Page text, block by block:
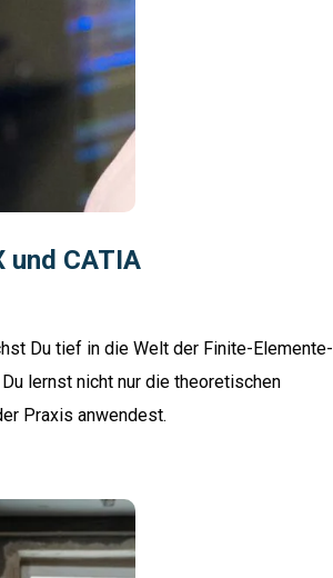
und CATIA
Du tief in die Welt der Finite-Elemente-
lernst nicht nur die theoretischen
Praxis anwendest.